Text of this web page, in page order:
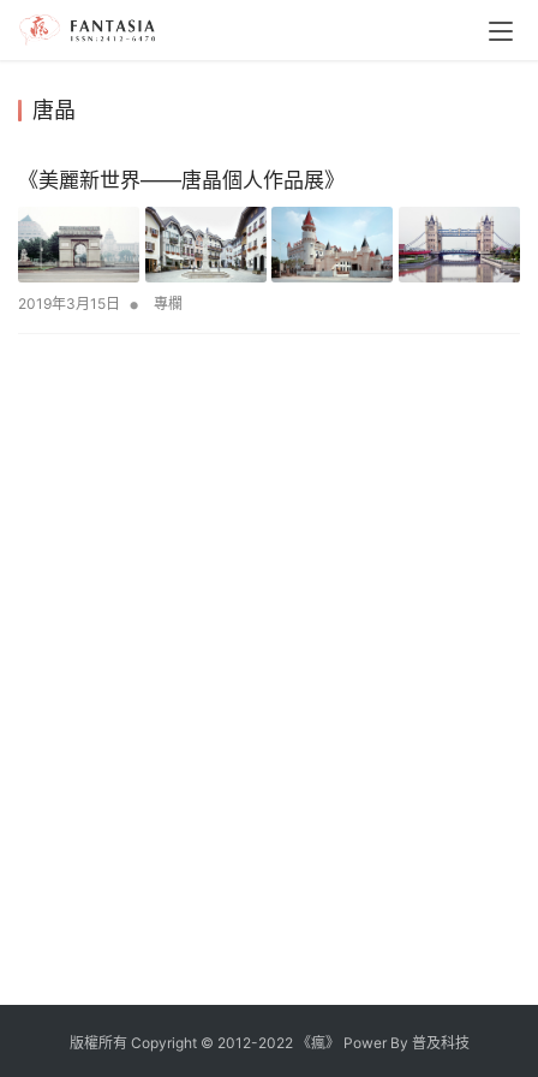
唐晶
《美麗新世界——唐晶個人作品展》
2019年3月15日 • 專欄
版權所有 Copyright © 2012-2022《瘋》 Power By 普及科技